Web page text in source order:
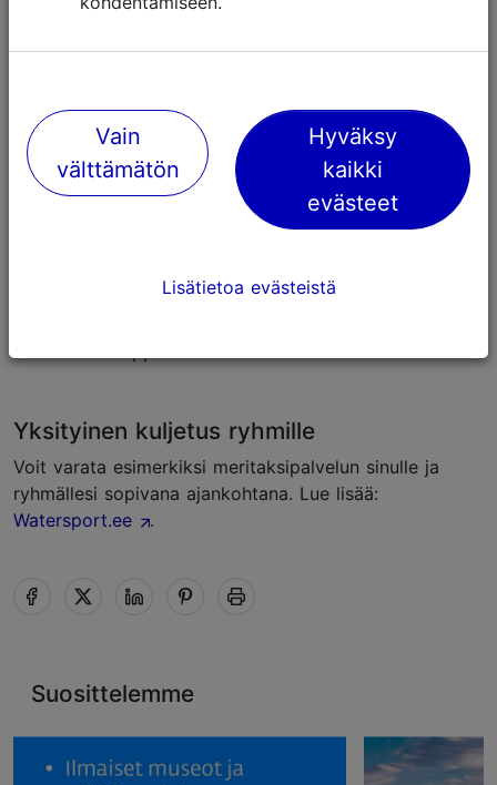
Varaukset ja hinnat:sunlines.ee
Yksityinen kuljetus ryhmille
Voit varata esimerkiksi meritaksipalvelun sinulle ja
ryhmällesi sopivana ajankohtana. Lue lisää:
Watersport.ee
.
Suosittelemme
Vain
välttämätön
Hyväksy
kaikki
evästeet
Lisätietoa evästeistä